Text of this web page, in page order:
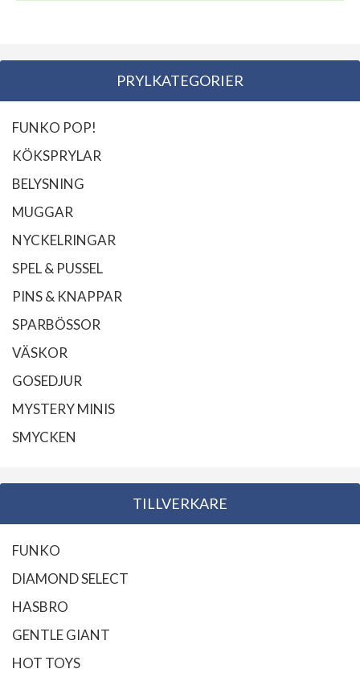
PRYLKATEGORIER
FUNKO POP!
KÖKSPRYLAR
BELYSNING
MUGGAR
NYCKELRINGAR
SPEL & PUSSEL
PINS & KNAPPAR
SPARBÖSSOR
VÄSKOR
GOSEDJUR
MYSTERY MINIS
SMYCKEN
TILLVERKARE
FUNKO
DIAMOND SELECT
HASBRO
GENTLE GIANT
HOT TOYS